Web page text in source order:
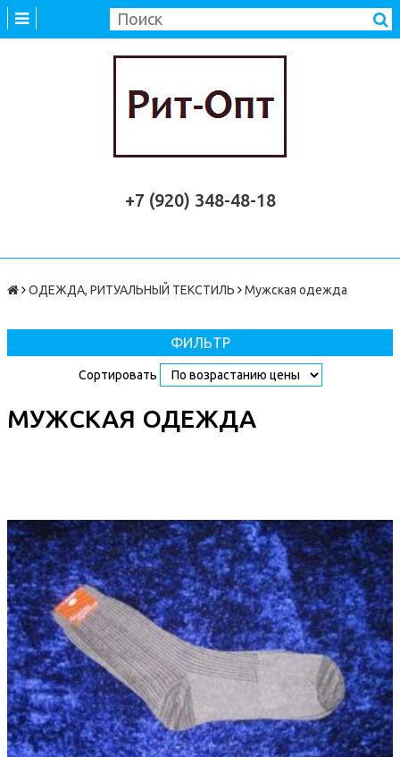
+7 (920) 348-48-18
ОДЕЖДА, РИТУАЛЬНЫЙ ТЕКСТИЛЬ Мужская одежда
ФИЛЬТР
Сортировать
МУЖСКАЯ ОДЕЖДА